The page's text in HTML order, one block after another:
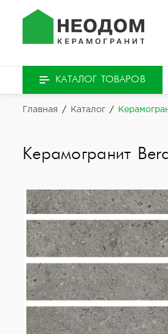
КАТАЛОГ ТОВАРОВ
Главная / Каталог /
Керамогранит